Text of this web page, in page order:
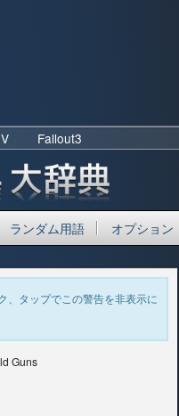
Fallout3
ランダム用語 オプション
、タップでこの警告を非表示に
Guns